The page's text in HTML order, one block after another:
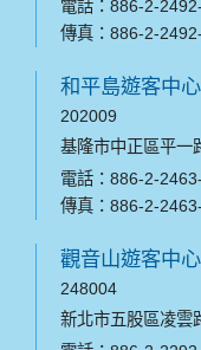
電話：886-2-
傳真：886-2-
和平島遊客中心
202009
基隆市中正區平一
電話：886-2-
傳真：886-2-
觀音山遊客中
248004
新北市五股區凌雲